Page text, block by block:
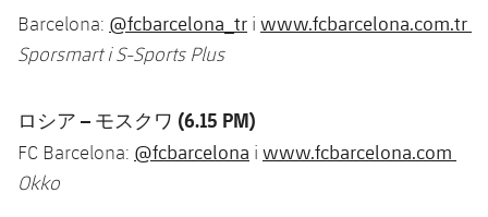
Barcelona: @fcbarcelona_tr i www.fcbarcelona.com.tr
Sporsmart i S-Sports Plus
ロシア – モスクワ (6.15 PM)
FC Barcelona: @fcbarcelona i www.fcbarcelona.com
Okko